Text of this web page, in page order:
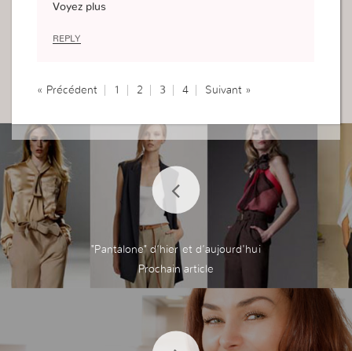
Merci encore
Voyez plus
REPLY
« Précédent 1 2 3 4 Suivant »
"Pantalone" d’hier et d’aujourd'hui